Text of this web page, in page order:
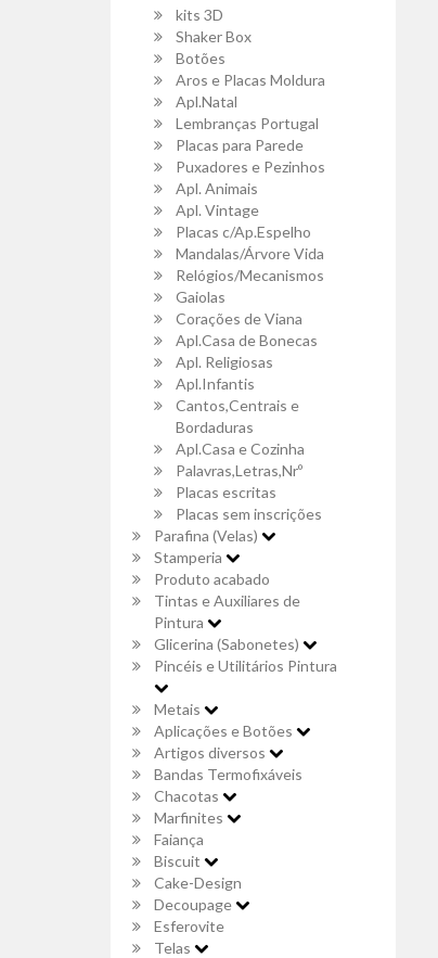
kits 3D
Shaker Box
Botões
Aros e Placas Moldura
Apl.Natal
Lembranças Portugal
Placas para Parede
Puxadores e Pezinhos
Apl. Animais
Apl. Vintage
Placas c/Ap.Espelho
Mandalas/Árvore Vida
Relógios/Mecanismos
Gaiolas
Corações de Viana
Apl.Casa de Bonecas
Apl. Religiosas
Apl.Infantis
Cantos,Centrais e
Bordaduras
Apl.Casa e Cozinha
Palavras,Letras,Nrº
Placas escritas
Placas sem inscrições
Parafina (Velas)
Stamperia
Produto acabado
Tintas e Auxiliares de
Pintura
Glicerina (Sabonetes)
Pincéis e Utilitários Pintura
Metais
Aplicações e Botões
Artigos diversos
Bandas Termofixáveis
Chacotas
Marfinites
Faiança
Biscuit
Cake-Design
Decoupage
Esferovite
Telas